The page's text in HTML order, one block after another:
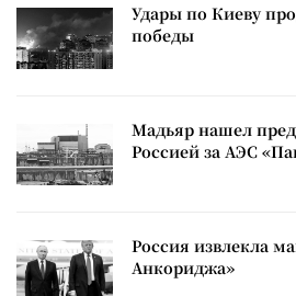
Удары по Киеву
победы
Мадьяр нашел
Россией за АЭС
Россия извлекла
Анкориджа»